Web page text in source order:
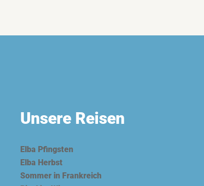
Unsere Reisen
Elba Pfingsten
Elba Herbst
Sommer in Frankreich